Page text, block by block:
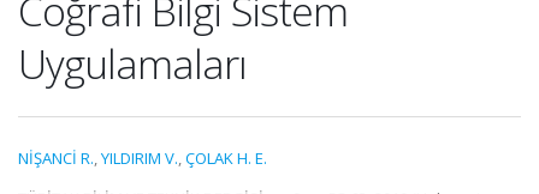
Uygulamaları
NİŞANCİ R.,YILDIRIM V.,ÇOLAK H. E.